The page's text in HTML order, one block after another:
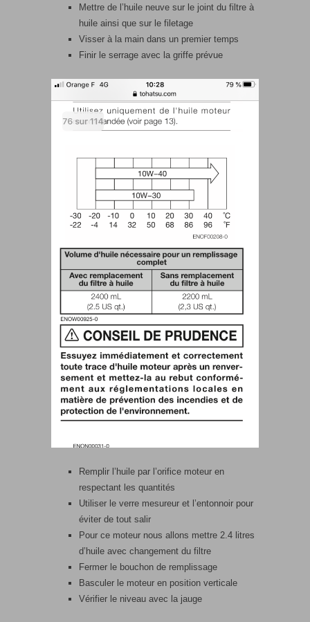
Mettre de l’huile neuve sur le joint du filtre à
huile ainsi que sur le filetage
Visser à la main dans un premier temps
Finir le serrage avec la griffe prévue
Remplir l’huile par l’orifice moteur en
respectant les quantités
Utiliser le verre mesureur et l’entonnoir pour
éviter de tout salir
Pour ce moteur nous allons mettre 2.4 litres
d’huile avec changement du filtre
Fermer le bouchon de remplissage
Basculer le moteur en position verticale
Vérifier le niveau avec la jauge